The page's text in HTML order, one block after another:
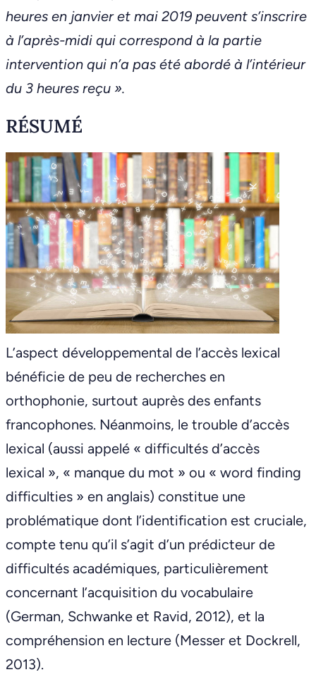
heures en janvier et mai 2019 peuvent s’inscrire
à l’après-midi qui correspond à la partie
intervention qui n’a pas été abordé à l’intérieur
du 3 heures reçu ».
RÉSUMÉ
L’aspect développemental de l’accès lexical
bénéficie de peu de recherches en
orthophonie, surtout auprès des enfants
francophones. Néanmoins, le trouble d’accès
lexical (aussi appelé « difficultés d’accès
lexical », « manque du mot » ou « word finding
difficulties » en anglais) constitue une
problématique dont l’identification est cruciale,
compte tenu qu’il s’agit d’un prédicteur de
difficultés académiques, particulièrement
concernant l’acquisition du vocabulaire
(German, Schwanke et Ravid, 2012), et la
compréhension en lecture (Messer et Dockrell,
2013).